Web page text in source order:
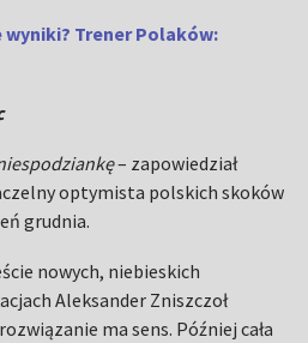
Trener Polaków:
– zapowiedział
optymista polskich skoków
grudnia.
nowych, niebieskich
Aleksander Zniszczoł
ma sens. Później cała